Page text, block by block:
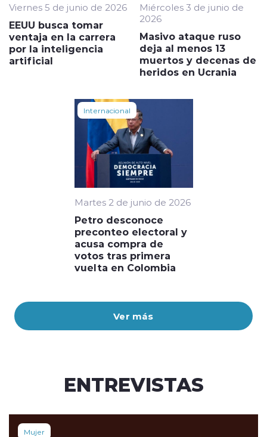
Ver más
Viernes 5 de junio de 2026
EEUU busca tomar
ventaja en la carrera
por la inteligencia
artificial
Miércoles 3 de junio de
2026
Masivo ataque ruso
deja al menos 13
muertos y decenas de
heridos en Ucrania
Internacional
Martes 2 de junio de 2026
Petro desconoce
preconteo electoral y
acusa compra de
votos tras primera
vuelta en Colombia
ENTREVISTAS
Mujer